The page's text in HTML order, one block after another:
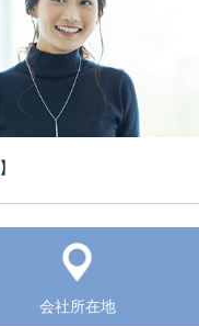
】
会社所在地